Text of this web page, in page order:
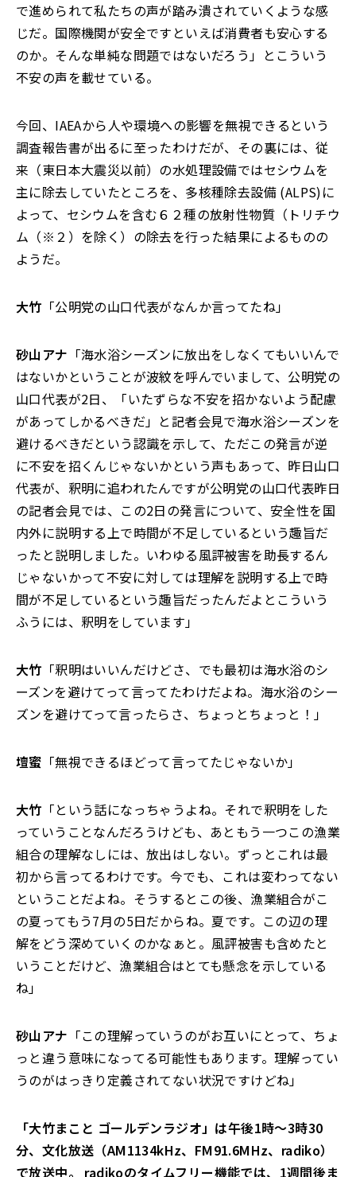
で進められて私たちの声が踏み潰されていくような感
じだ。国際機関が安全ですといえば消費者も安心する
のか。そんな単純な問題ではないだろう」とこういう
不安の声を載せている。
今回、IAEAから人や環境への影響を無視できるという
調査報告書が出るに至ったわけだが、その裏には、従
来（東日本大震災以前）の水処理設備ではセシウムを
主に除去していたところを、多核種除去設備 (ALPS)に
よって、セシウムを含む６２種の放射性物質（トリチウ
ム（※２）を除く）の除去を行った結果によるものの
ようだ。
大竹 「公明党の山口代表がなんか言ってたね」
砂山アナ 「海水浴シーズンに放出をしなくてもいいんで
はないかということが波紋を呼んでいまして、公明党の
山口代表が2日、「いたずらな不安を招かないよう配慮
があってしかるべきだ」と記者会見で海水浴シーズンを
避けるべきだという認識を示して、ただこの発言が逆
に不安を招くんじゃないかという声もあって、昨日山口
代表が、釈明に追われたんですが公明党の山口代表昨日
の記者会見では、この2日の発言について、安全性を国
内外に説明する上で時間が不足しているという趣旨だ
ったと説明しました。いわゆる風評被害を助長するん
じゃないかって不安に対しては理解を説明する上で時
間が不足しているという趣旨だったんだよとこういう
ふうには、釈明をしています」
大竹 「釈明はいいんだけどさ、でも最初は海水浴のシ
ーズンを避けてって言ってたわけだよね。海水浴のシー
ズンを避けてって言ったらさ、ちょっとちょっと！」
壇蜜 「無視できるほどって言ってたじゃないか」
大竹 「という話になっちゃうよね。それで釈明をした
っていうことなんだろうけども、あともう一つこの漁業
組合の理解なしには、放出はしない。ずっとこれは最
初から言ってるわけです。今でも、これは変わってない
ということだよね。そうするとこの後、漁業組合がこ
の夏ってもう7月の5日だからね。夏です。この辺の理
解をどう深めていくのかなぁと。風評被害も含めたと
いうことだけど、漁業組合はとても懸念を示している
ね」
砂山アナ 「この理解っていうのがお互いにとって、ちょ
っと違う意味になってる可能性もあります。理解ってい
うのがはっきり定義されてない状況ですけどね」
「大竹まこと ゴールデンラジオ」は午後1時～3時30
分、文化放送（AM1134kHz、FM91.6MHz、radiko）
で放送中。 radikoのタイムフリー機能では、1週間後ま